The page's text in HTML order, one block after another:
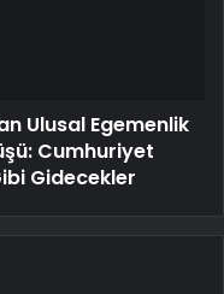
Ulusal Egemenlik
Cumhuriyet
Gidecekler